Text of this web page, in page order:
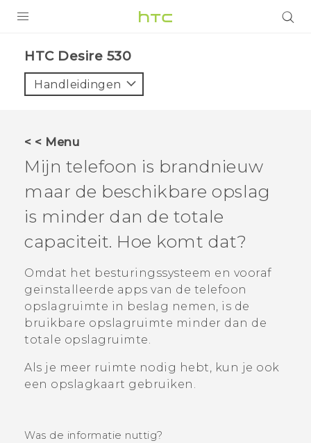
VIVE
AANBIEDINGEN
HTC Club
SUPPORT
HTC-apparaten & -accessoires
VIVERSE
Aanmelden
HTC Desire 530‎
Handleidingen
< < Menu
Mijn telefoon is brandnieuw
maar de beschikbare opslag
is minder dan de totale
capaciteit. Hoe komt dat?
Omdat het besturingssysteem en vooraf
geïnstalleerde apps van de telefoon
opslagruimte in beslag nemen, is de
bruikbare opslagruimte minder dan de
totale opslagruimte.
Als je meer ruimte nodig hebt, kun je ook
een opslagkaart gebruiken.
Was de informatie nuttig?